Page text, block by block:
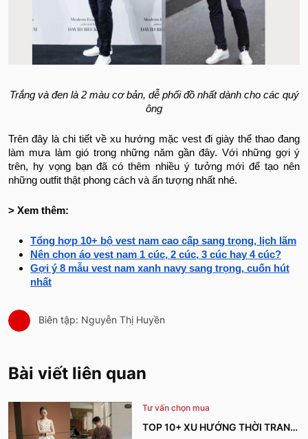
Trắng và đen là 2 màu cơ bản, dễ phối đồ nhất dành cho các quý
ông
Trên đây là chi tiết về xu hướng mặc vest đi giày thể thao đang
làm mưa làm gió trong những năm gần đây. Với những gợi ý
trên, hy vọng bạn đã có thêm nhiều ý tưởng mới để tạo nên
những outfit thật phong cách và ấn tượng nhất nhé.
> Xem thêm:
Tổng hợp 10+ bộ vest nam cao cấp sang trọng, lịch lãm
Nên chọn áo vest nam 1 cúc, 2 cúc, 3 cúc hay 4 cúc?
Gợi ý 8 mẫu vest nam xanh navy sang trọng, cuốn hút
nhất
Biên tập: Nguyễn Thị Huyền
Bài viết liên quan
Tư vấn chọn mua
TOP 10+ XU HƯỚNG THỜI TRANG